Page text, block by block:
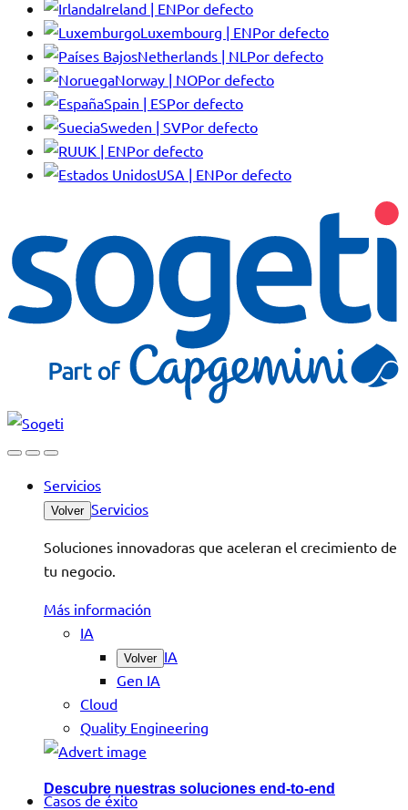
Ireland | ENPor defecto
Luxembourg | ENPor defecto
Netherlands | NL Por defecto
Norway | NOPor defecto
Spain | ESPor defecto
Sweden | SVPor defecto
UK | ENPor defecto
USA | ENPor defecto
Servicios
Volver Servicios
Soluciones innovadoras que aceleran el crecimiento de
tu negocio.
Más información
IA
Volver IA
Gen IA
Cloud
Quality Engineering
Descubre nuestras soluciones end-to-end
Casos de éxito